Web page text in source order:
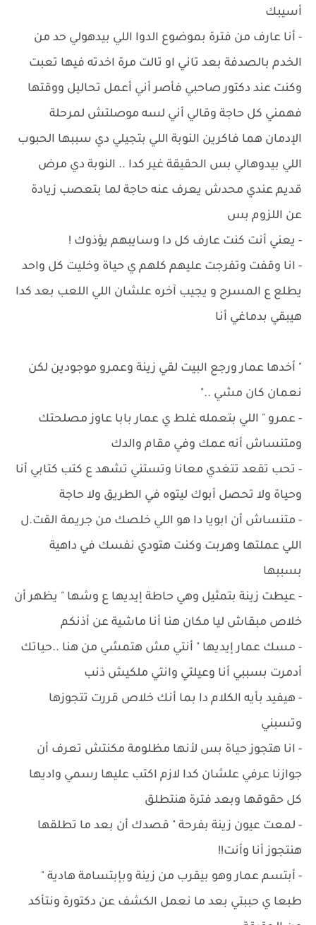
أسيبك
- ‏أنا عارف من فترة بموضوع الدوا اللي بيدهولي حد من
الخدم بالصدفة بعد تاني او تالت مرة اخدته فيها تعبت
وكنت عند دكتور صاحبي فأصر أني أعمل تحاليل ووقتها
فهمني كل حاجة وقالي أني لسه موصلتش لمرحلة
الإدمان هما فاكرين النوبة اللي بتجيلي دي سببها الحبوب
اللي بيدوهالي بس الحقيقة غير كدا .. النوبة دي مرض
قديم عندي محدش يعرف عنه حاجة لما بتعصب زيادة
عن اللزوم بس
- ‏يعني أنت كنت عارف كل دا وسايبهم يؤذوك !
- ‏انا وقفت وتفرجت عليهم كلهم ي حياة وخليت كل واحد
يطلع ع المسرح و يجيب آخره علشان اللي اللعب بعد كدا
هيبقي بدماغي أنا
" أخدها عمار ورجع البيت لقي زينة وعمرو موجودين لكن
نعمان كان مشي .."
- عمرو " اللي بتعمله غلط ي عمار بابا عاوز مصلحتك
ومتنساش أنه عمك وفي مقام والدك
- ‏تحب تقعد تتغدي معانا وتستني تشهد ع كتب كتابي أنا
وحياة ولا تحصل أبوك ليتوه في الطريق ولا حاجة
- ‏متنساش أن ابويا دا هو اللي خلصك من جريمة القت.ل
اللي عملتها وهربت وكنت هتودي نفسك في داهية
بسببها
- عيطت زينة بتمثيل وهي حاطة إيديها ع وشها " يظهر أن
خلاص مبقاش ليا مكان هنا أنا ماشية عن أذنكم
- مسك عمار إيديها " أنتي مش هتمشي من هنا ..حياتك
أدمرت بسببي أنا وعيلتي وانتي ملكيش ذنب
- ‏هيفيد بأيه الكلام دا بما أنك خلاص قررت تتجوزها
وتسبني
- ‏انا هتجوز حياة بس لأنها مظلومة مكنتش تعرف أن
جوازنا عرفي علشان كدا لازم اكتب عليها رسمي واديها
كل حقوقها وبعد فترة هنتطلق
- ‏لمعت عيون زينة بفرحة " قصدك أن بعد ما تطلقها
هنتجوز أنا وأنت!!
- ‏أبتسم عمار وهو بيقرب من زينة وبإبتسامة هادية "
طبعا ي حببتي بعد ما نعمل الكشف عن دكتورة ونتأكد